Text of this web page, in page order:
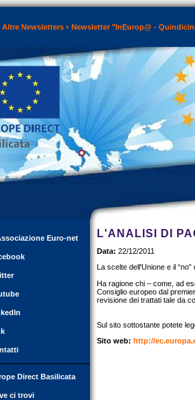
Altre Newsletters Newsletter "InEurop@ -
Euro-net
Direct Basilicata
ci trovi
L'ANALISI DI
Data: 22/12/2011
La scelte dell'Unione e il “no”
Ha ragione chi – come, ad
Consiglio europeo dal
revisione dei trattati tale da
Sul sito sottostante potete
Sito web: http://